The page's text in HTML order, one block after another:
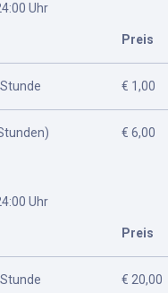
Uhr
Preis
€ 1,00
€ 6,00
Uhr
Preis
€ 20,00